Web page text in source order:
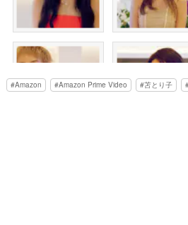
Amazon Amazon Prime Video 苫とり子